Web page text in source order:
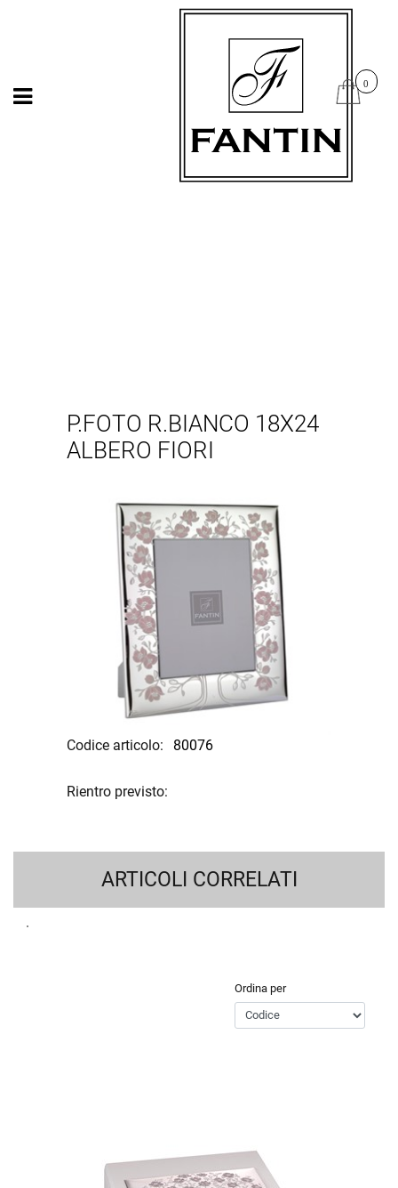
Open Open
P.FOTO R.BIANCO 18X24
ALBERO FIORI
Codice articolo: 80076
Rientro previsto:
ARTICOLI CORRELATI
Ordina per